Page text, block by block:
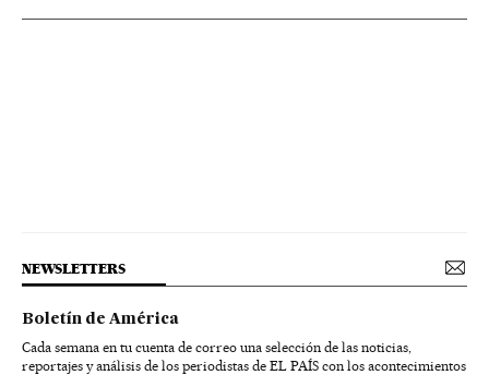
NEWSLETTERS
Boletín de América
Cada semana en tu cuenta de correo una selección de las noticias,
reportajes y análisis de los periodistas de EL PAÍS con los acontecimientos